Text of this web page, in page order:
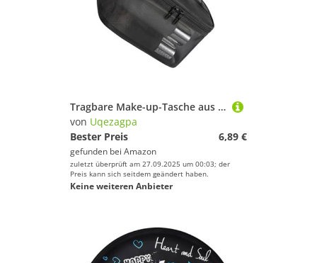
Tragbare Make-up-Tasche aus Netzstoff, offene Taschen, Nylon, Kosmetik-Organizer, für den täglichen Gebrauch, Fitnessstudio, Reisen, Hautpflege, Aufbewahrung, großes Fassungsvermögen, Schwarz , D
von Uqezagpa
Bester Preis
6,89 €
gefunden bei Amazon
zuletzt überprüft am 27.09.2025 um 00:03; der
Preis kann sich seitdem geändert haben.
Keine weiteren Anbieter